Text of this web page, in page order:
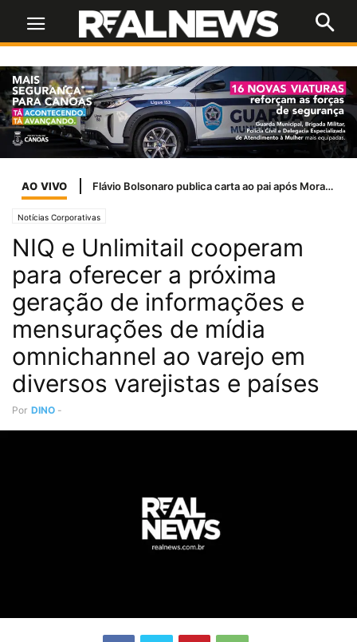
AO VIVO Flávio Bolsonaro publica carta ao pai após Moraes negar visita no Dia dos Pais
Notícias Corporativas
NIQ e Unlimitail cooperam
para oferecer a próxima
geração de informações e
mensurações de mídia
omnichannel ao varejo em
diversos varejistas e países
Por DINO -